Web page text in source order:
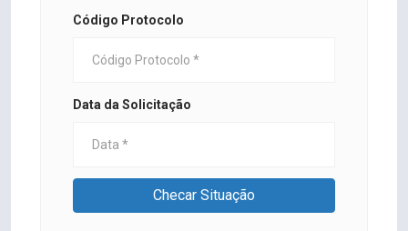
Código Protocolo
Data da Solicitação
Checar Situação